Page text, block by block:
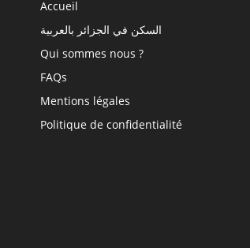
Accueil
السكن في الجزائر بالعربية
Qui sommes nous ?
FAQs
Mentions légales
Politique de confidentialité